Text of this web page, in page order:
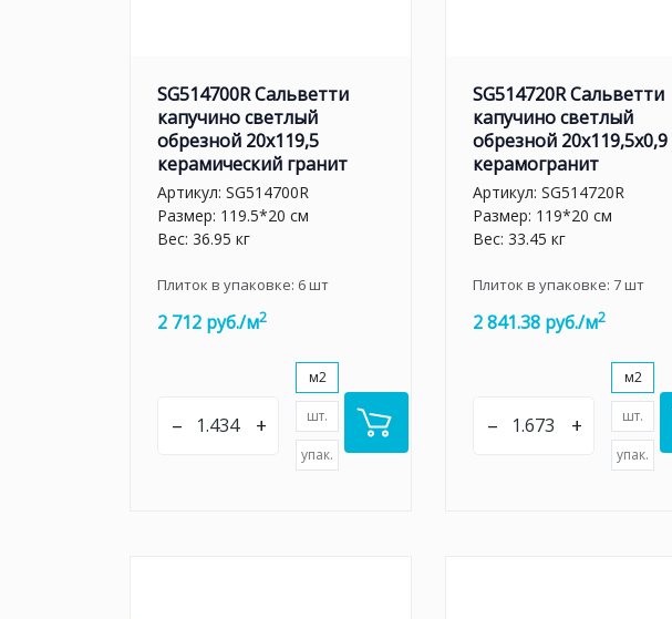
SG514700R Сальветти
капучино светлый
обрезной 20x119,5
керамический гранит
Артикул: SG514700R
Размер: 119.5*20 см
Вес: 36.95 кг
Плиток в упаковке: 6шт
2 712 руб./м2
– +
м2
шт.
упак.
SG514720R Сальветти
капучино светлый
обрезной 20x119,5x0,9
керамогранит
Артикул: SG514720R
Размер: 119*20 см
Вес: 33.45 кг
Плиток в упаковке: 7шт
2 841.38 руб./м2
– +
м2
шт.
упак.